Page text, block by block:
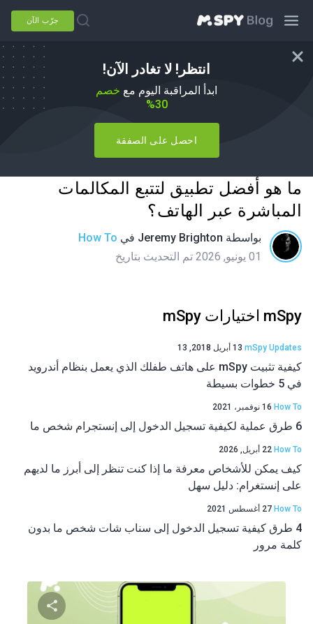
جرّب الآن
انتظر! لا تغادر الآن!
ابدأ المراقبة اليوم مع خصم
30%
احصل على الصفقة
ما هو أفضل تطبيق لتتبع المكالمات
المباشرة عبر الهاتف؟
بواسطة Jeremy Brighton في How To
01 يونيو, 2026 تم التحديث بتاريخ
mSpy اختيارات mSpy
mSpy Updates 13 أبريل 2018, 13
كيفية تثبيت mSpy على هاتف طفلك الذي يعمل بنظام أندرويد
في 5 خطوات بسيطة
How To 16 نوفمبر، 2021
6 طرق عملية لكيفية تسجيل الدخول إلى إنستجرام شخص ما
How To 22 أبريل, 2026
كيف يمكن للأشخاص معرفة ما إذا كنت تنظر إلى أبرز ما لديهم
على إنستغرام: دليل سهل
How To 27 أغسطس 2021
4 طرق كيفية تسجيل الدخول إلى سناب شات شخص ما بدون
كلمة مرور